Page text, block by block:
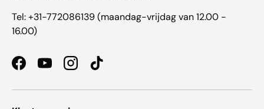
Tel: +31-772086139 (maandag-vrijdag van 12.00 -
16.00)
FacebookYouTubeInstagramTikTok